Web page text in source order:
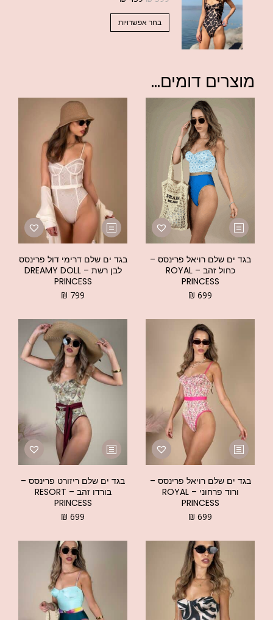
בחר אפשרויות
מוצרים דומים...
בגד ים שלם רויאל פרינסס –
כחול זהב – ROYAL
PRINCESS
₪ 699
בגד ים שלם דרימי דול פרינסס
לבן רשת – DREAMY DOLL
PRINCESS
₪ 799
בגד ים שלם רויאל פרינסס –
ורוד פרחוני – ROYAL
PRINCESS
₪ 699
בגד ים שלם ריזורט פרינסס –
בורדו זהב – RESORT
PRINCESS
₪ 699